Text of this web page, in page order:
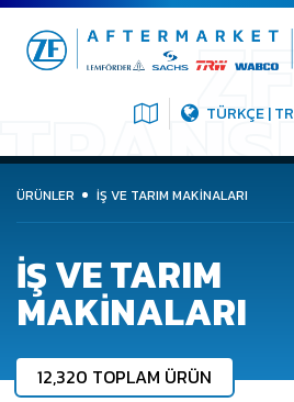
TÜRKÇE | TR
ÜRÜNLER İŞ VE TARIM MAKINALARI
İŞ VE TARIM
MAKINALARI
12,320 TOPLAM ÜRÜN